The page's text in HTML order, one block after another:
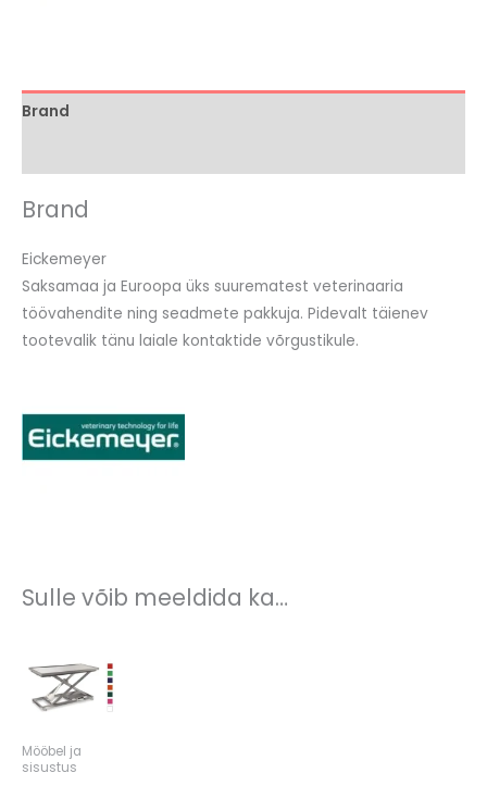
Brand
Brand
Eickemeyer
Saksamaa ja Euroopa üks suurematest veterinaaria
töövahendite ning seadmete pakkuja. Pidevalt täienev
tootevalik tänu laiale kontaktide võrgustikule.
Sulle võib meeldida ka…
Mööbel ja
sisustus